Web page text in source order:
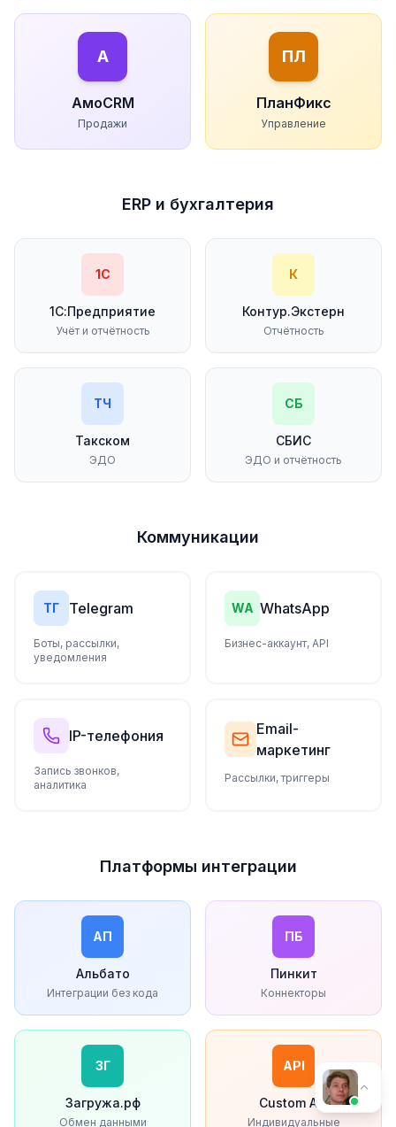
А
АмоCRM
Продажи
ПЛ
ПланФикс
Управление
ERP и бухгалтерия
1С
1С:Предприятие
Учёт и отчётность
К
Контур.Экстерн
Отчётность
ТЧ
Такском
ЭДО
СБ
СБИС
ЭДО и отчётность
Коммуникации
ТГ Telegram
Боты, рассылки,
уведомления
WA WhatsApp
Бизнес-аккаунт, API
IP-телефония
Запись звонков,
аналитика
Email-
маркетинг
Рассылки, триггеры
Платформы интеграции
АП
Альбато
Интеграции без кода
ПБ
Пинкит
Коннекторы
ЗГ
Загружа.рф
Обмен данными
API
Custom API
Индивидуальные